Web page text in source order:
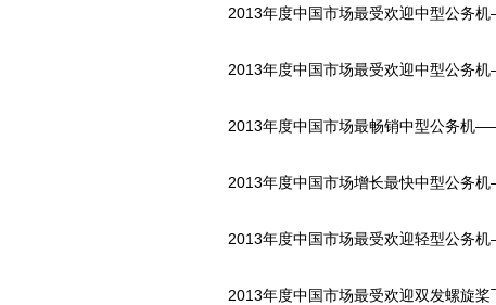
2013年度中国市场最受欢迎中型公务
2013年度中国市场最受欢迎中型公务
2013年度中国市场最畅销中型公务机
2013年度中国市场增长最快中型公务
2013年度中国市场最受欢迎轻型公务
2013年度中国市场最受欢迎双发螺旋桨